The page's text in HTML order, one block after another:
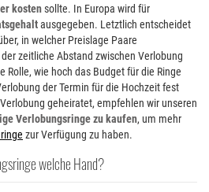
kostensollte. In Europa wird für
ausgegeben. Letztlich entscheidet
in welcher Preislage Paare
zeitliche Abstand zwischen Verlobung
wie hoch das Budget für die Ringe
der Termin für die Hochzeit fest
geheiratet, empfehlen wir unseren
Verlobungsringe zu kaufen, um mehr
zur Verfügung zu haben.
welche Hand